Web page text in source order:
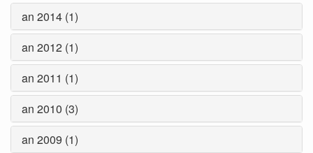
an 2014 (1)
an 2012 (1)
an 2011 (1)
an 2010 (3)
an 2009 (1)